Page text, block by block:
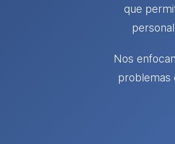
que
Nos
problemas